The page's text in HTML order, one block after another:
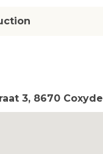
3, 8670 Coxyde